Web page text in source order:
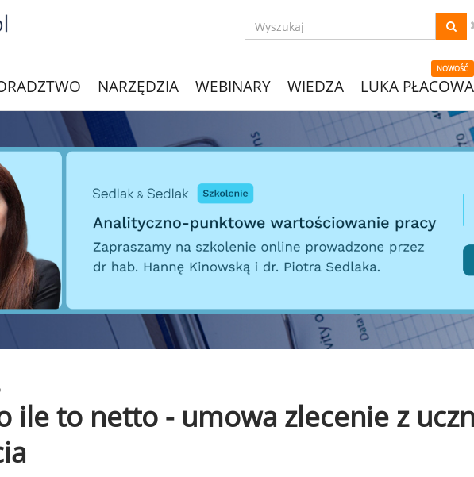
NARZĘDZIA WEBINARY WIEDZA
NOWOŚĆ
LUKA PŁACOWA
ile to netto - umowa zlecenie z